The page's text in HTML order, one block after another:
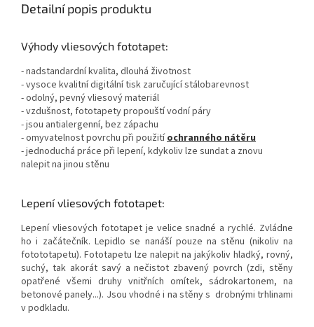
Detailní popis produktu
Výhody vliesových fototapet:
- nadstandardní kvalita, dlouhá životnost
- vysoce kvalitní digitální tisk zaručující stálobarevnost
- odolný, pevný vliesový materiál
- vzdušnost, fototapety propouští vodní páry
- jsou antialergenní, bez zápachu
- omyvatelnost povrchu při použitíochranného nátěru
- jednoduchá práce při lepení, kdykoliv lze sundat a znovu
nalepit na jinou stěnu
Lepení vliesových fototapet:
Lepení vliesových fototapet je velice snadné a rychlé. Zvládne
ho i začátečník. Lepidlo se nanáší pouze na stěnu (nikoliv na
fotototapetu). Fototapetu lze nalepit na jakýkoliv hladký, rovný,
suchý, tak akorát savý a nečistot zbavený povrch (zdi, stěny
opatřené všemi druhy vnitřních omítek, sádrokartonem, na
betonové panely...). Jsou vhodné i na stěny s drobnými trhlinami
v podkladu.